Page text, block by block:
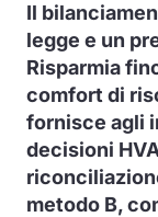
Il
legge e un
Risparmia
comfort di
fornisce agli
decisioni
metodo B,